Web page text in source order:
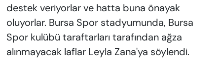
destek veriyorlar ve hatta buna önayak
oluyorlar. Bursa Spor stadyumunda, Bursa
Spor kulübü taraftarları tarafından ağza
alınmayacak laflar Leyla Zana'ya söylendi.
SİYASET
VAN VE DİYARBAKIR HABERLERİ